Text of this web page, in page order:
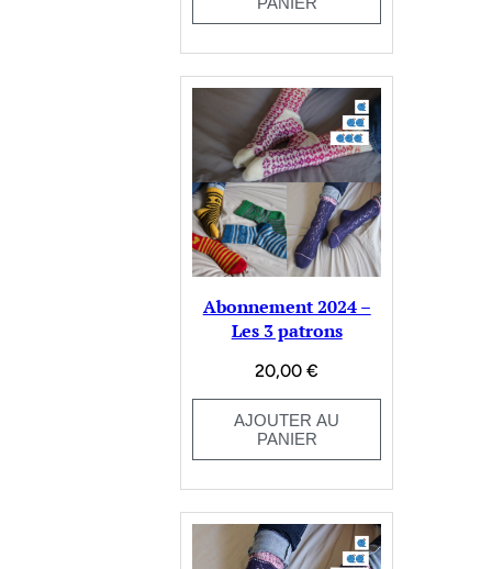
Abonnement 2024 –
Les 3 patrons
20,00€
AJOUTER AU
PANIER